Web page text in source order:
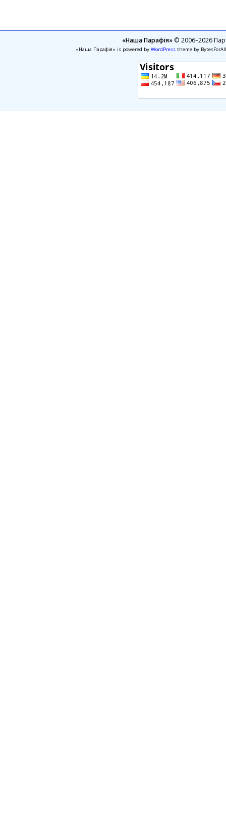
«Наша Парафія»© 2006–2026
«Наша Парафія» is powered by WordPresstheme by